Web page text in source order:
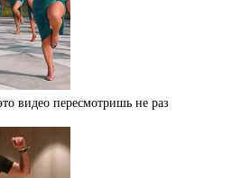
видео пересмотришь не раз